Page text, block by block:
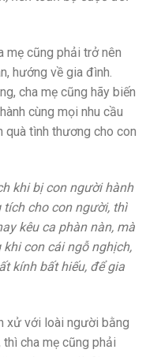
mẹ cũng phải trở nên
hướng về gia đình.
cha mẹ cũng hãy biến
cùng mọi nhu cầu
quà tình thương cho con
khi bị con người hành
tích cho con người, thì
kêu ca phàn nàn, mà
con cái ngỗ nghịch,
kính bất hiếu, để gia
xử với loài người bằng
cha mẹ cũng phải